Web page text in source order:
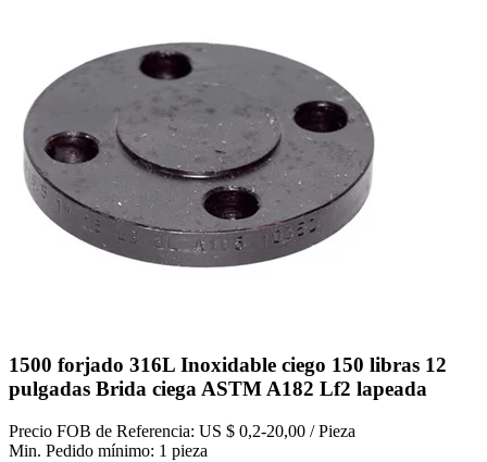
1500 forjado 316L Inoxidable ciego 150 libras 12
pulgadas Brida ciega ASTM A182 Lf2 lapeada
Precio FOB de Referencia: US $ 0,2-20,00 / Pieza
Min. Pedido mínimo: 1 pieza